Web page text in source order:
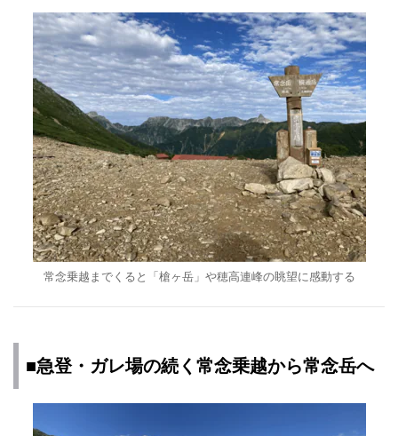
常念乗越までくると「槍ヶ岳」や穂高連峰の眺望に感動する
■急登・ガレ場の続く常念乗越から常念岳へ